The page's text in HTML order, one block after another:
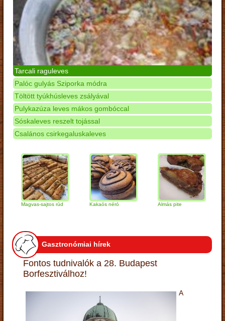
Tarcali raguleves
Palóc gulyás Sziporka módra
Töltött tyúkhúsleves zsályával
Pulykazúza leves mákos gombóccal
Sóskaleves reszelt tojással
Csalános csirkegaluskaleves
Magvas-sajtos rúd Kakaós néró Almás pite
Gasztronómiai hírek
Fontos tudnivalók a 28. Budapest
Borfesztiválhoz!
A